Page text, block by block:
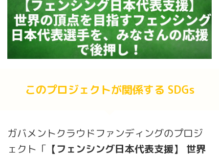
このプロジェクトが関係する SDGs
ガバメントクラウドファンディングのプロジ
ェクト「 【フェンシング日本代表支援】 世界